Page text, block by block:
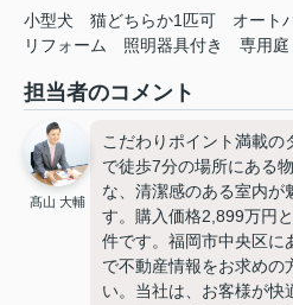
小型犬 猫どちらか1匹可 オート
リフォーム
照明器具付き 専用庭
担当者のコメント
髙山 大輔
こだわりポイント満載の
で徒歩7分の場所にある
な、清潔感のある室内が
す。購入価格2,899万円
件です。福岡市中央区に
で不動産情報をお求めの
い。当社は、お客様が快